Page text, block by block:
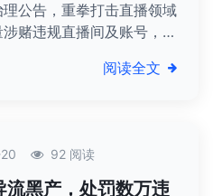
公告，重拳打击直播领域
赌违规直播间及账号，协
阅读全文
92 阅读
黑产，处罚数万违